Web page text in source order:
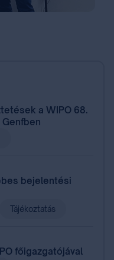
a WIPO 68.
bejelentési
Tájékoztatás
főigazgatójával